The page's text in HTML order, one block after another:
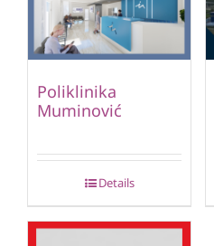
Poliklinika
Muminović
Details